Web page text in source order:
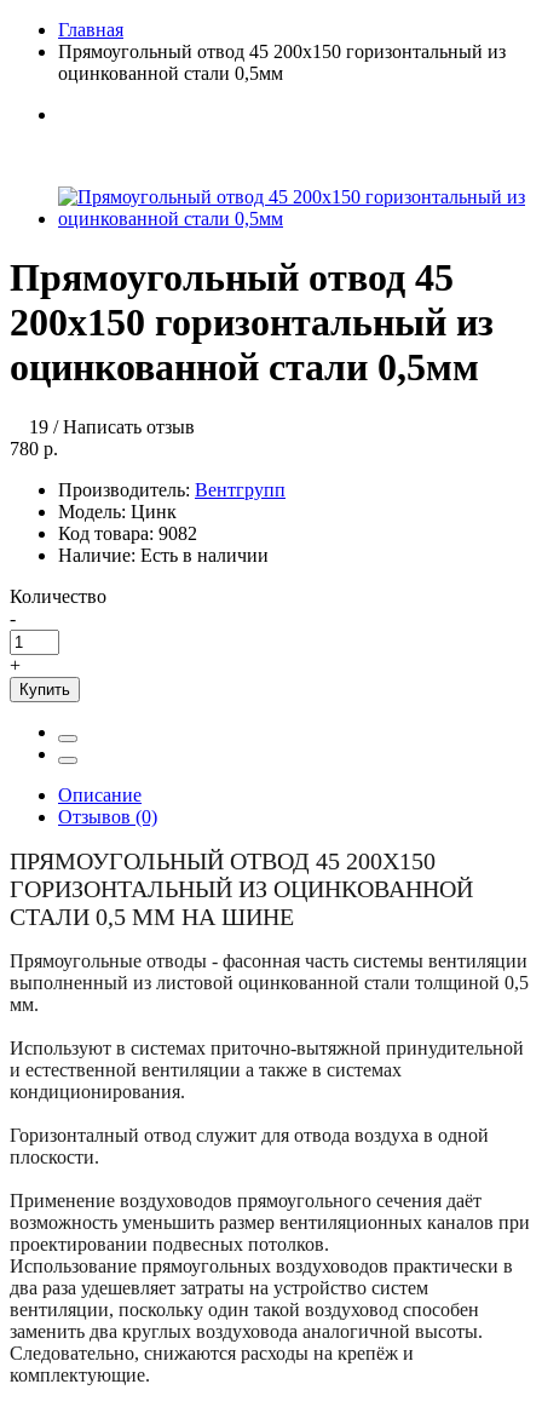
Главная
Прямоугольный отвод 45 200х150 горизонтальный из
оцинкованной стали 0,5мм
Прямоугольный отвод 45
200х150 горизонтальный из
оцинкованной стали 0,5мм
19 /Написать отзыв
780 р.
Производитель: Вентгрупп
Модель: Цинк
Код товара: 9082
Наличие: Есть в наличии
Количество
-
+
Купить
Описание
Отзывов (0)
ПРЯМОУГОЛЬНЫЙ ОТВОД 45 200Х150
ГОРИЗОНТАЛЬНЫЙ ИЗ ОЦИНКОВАННОЙ
СТАЛИ 0,5 ММ НА ШИНЕ
Прямоугольные отводы - фасонная часть системы вентиляции
выполненный из листовой оцинкованной стали толщиной 0,5
мм.
Используют в системах приточно-вытяжной принудительной
и естественной вентиляции а также в системах
кондиционирования.
Горизонталный отвод служит для отвода воздуха в одной
плоскости.
Применение воздуховодов прямоугольного сечения даёт
возможность уменьшить размер вентиляционных каналов при
проектировании подвесных потолков.
Использование прямоугольных воздуховодов практически в
два раза удешевляет затраты на устройство систем
вентиляции, поскольку один такой воздуховод способен
заменить два круглых воздуховода аналогичной высоты.
Следовательно, снижаются расходы на крепёж и
комплектующие.